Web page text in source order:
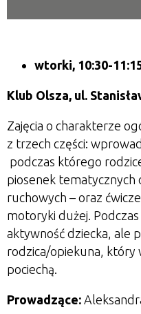
wtorki, 10:30-
Klub Olsza, ul.
Zajęcia o charakterze
z trzech części:
podczas którego
piosenek tematycznych
ruchowych – oraz
motoryki dużej.
aktywność dziecka, ale
rodzica/opiekuna, który
pociechą.
Prowadzące: